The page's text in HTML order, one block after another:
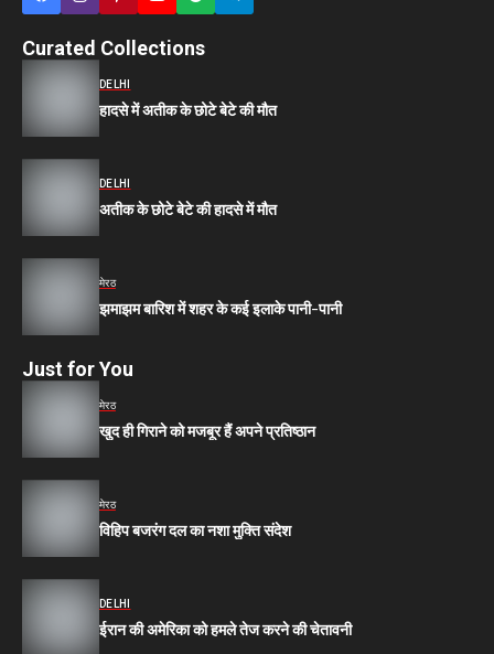
Curated Collections
DELHI
हादसे में अतीक के छोटे बेटे की मौत
DELHI
अतीक के छोटे बेटे की हादसे में मौत
मेरठ
झमाझम बारिश में शहर के कई इलाके पानी-पानी
Just for You
मेरठ
खुद ही गिराने को मजबूर हैं अपने प्रतिष्ठान
मेरठ
विहिप बजरंग दल का नशा मुक्ति संदेश
DELHI
ईरान की अमेरिका को हमले तेज करने की चेतावनी